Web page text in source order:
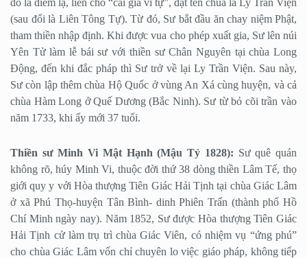
(sau đổi là Liên Tông Tự). Từ đó, Sư bắt đầu ăn chay niệm Phật,
tham thiền nhập định. Khi được vua cho phép xuất gia, Sư lên núi
Yên Tử làm lễ bái sư với thiền sư Chân Nguyên tại chùa Long
Động, đến khi đắc pháp thì Sư trở về lại Ly Trần Viện. Sau này,
Sư còn lập thêm chùa Hộ Quốc ở vùng An Xá cùng huyện, và cả
chùa Hàm Long ở Quế Dương (Bắc Ninh). Sư từ bỏ cõi trần vào
năm 1733, khi ấy mới 37 tuổi.
Thiền sư Minh Vi Mật Hạnh (Mậu Tý 1828): Sư quê quán
không rõ, húy Minh Vi, thuộc đời thứ 38 dòng thiền Lâm Tế, thọ
giới quy y với Hòa thượng Tiên Giác Hải Tịnh tại chùa Giác Lâm
ở xã Phú Thọ-huyện Tân Bình- dinh Phiên Trấn (thành phố Hồ
Chí Minh ngày nay). Năm 1852, Sư được Hòa thượng Tiên Giác
Hải Tịnh cử làm trụ trì chùa Giác Viên, có nhiệm vụ “ứng phú”
cho chùa Giác Lâm vốn chỉ chuyên lo việc giáo pháp, không tiếp